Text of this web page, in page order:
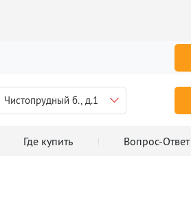
Чистопрудный б., д.1
Где купить Вопрос-Ответ